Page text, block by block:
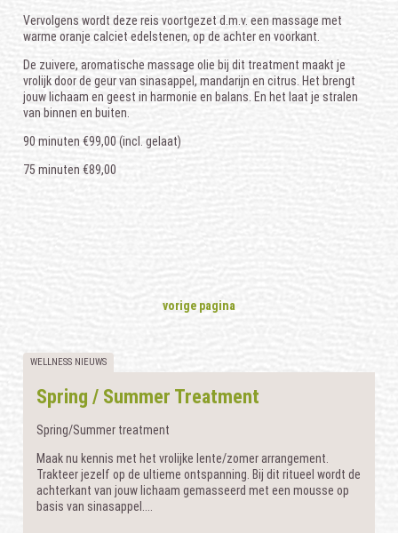
Vervolgens wordt deze reis voortgezet d.m.v. een massage met
warme oranje calciet edelstenen, op de achter en voorkant.
De zuivere, aromatische massage olie bij dit treatment maakt je
vrolijk door de geur van sinasappel, mandarijn en citrus. Het brengt
jouw lichaam en geest in harmonie en balans. En het laat je stralen
van binnen en buiten.
90 minuten €99,00 (incl. gelaat)
75 minuten €89,00
vorige pagina
WELLNESS NIEUWS
Spring / Summer Treatment
Spring/Summer treatment
Maak nu kennis met het vrolijke lente/zomer arrangement.
Trakteer jezelf op de ultieme ontspanning. Bij dit ritueel wordt de
achterkant van jouw lichaam gemasseerd met een mousse op
basis van sinasappel....